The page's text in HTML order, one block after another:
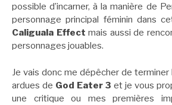
possible d’incarner, à la manière de
personnage principal féminin dans
Caliguala Effect mais aussi de
personnages jouables.
Je vais donc me dépêcher de terminer
ardues de God Eater 3 et je vous
une critique ou mes premières